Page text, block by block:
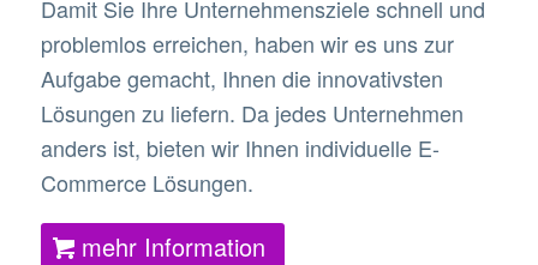
Damit Sie Ihre Unternehmensziele schnell und
problemlos erreichen, haben wir es uns zur
Aufgabe gemacht, Ihnen die innovativsten
Lösungen zu liefern. Da jedes Unternehmen
anders ist, bieten wir Ihnen individuelle E-
Commerce Lösungen.
mehr Information